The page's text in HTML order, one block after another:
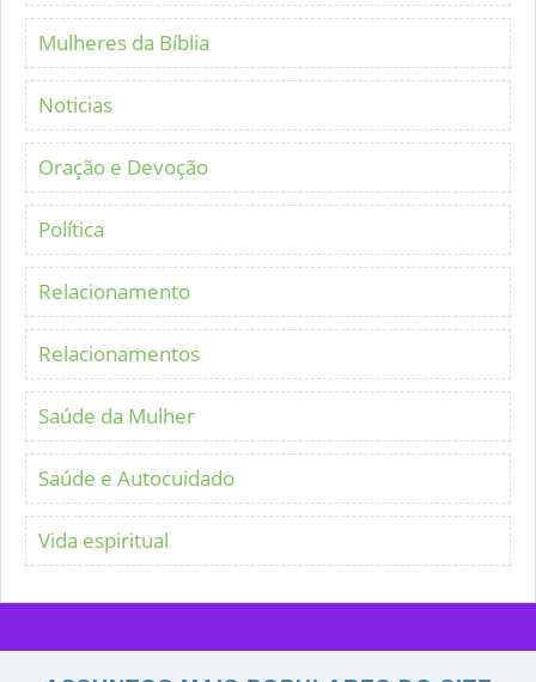
Mulheres da Bíblia
Noticias
Oração e Devoção
Política
Relacionamento
Relacionamentos
Saúde da Mulher
Saúde e Autocuidado
Vida espiritual